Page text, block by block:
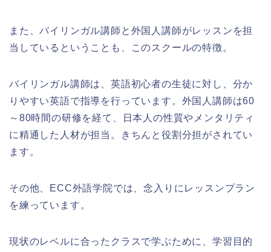
また、バイリンガル講師と外国人講師がレッスンを担
当しているということも、このスクールの特徴。
バイリンガル講師は、英語初心者の生徒に対し、分か
りやすい英語で指導を行っています。外国人講師は60
～80時間の研修を経て、日本人の性質やメンタリティ
に精通した人材が担当。きちんと役割分担がされてい
ます。
その他、ECC外語学院では、念入りにレッスンプラン
を練っています。
現状のレベルに合ったクラスで学ぶために、学習目的